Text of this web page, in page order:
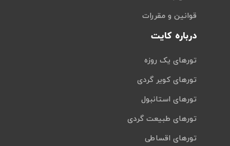
قوانین و مقررات
درباره کایت
تورهای یک روزه
تورهای کویر گردی
تورهای استانبول
تورهای طبیعت گردی
تورهای اقساطی